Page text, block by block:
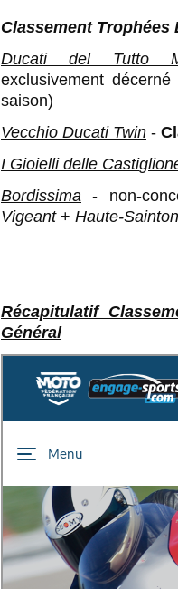
Classement Trophées
Ducati del Tutto
exclusivement
saison)
Vecchio Ducati Twin -
I Gioielli delle Castig
Bordissima - non-
Vigeant+ Haute-
Récapitulatif
Général